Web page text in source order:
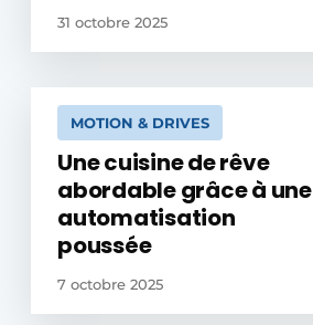
31 octobre 2025
MOTION & DRIVES
Une cuisine de rêve
abordable grâce à une
automatisation
poussée
7 octobre 2025